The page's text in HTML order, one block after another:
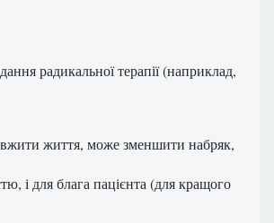
радикальної терапії (наприклад,
життя, може зменшити набряк,
і для блага пацієнта (для кращого